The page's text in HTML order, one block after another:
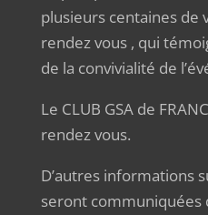
plusieurs centaines de
rendez vous , qui
de la convivialité de
Le CLUB GSA de
rendez vous.
D’autres informations
seront communiquées